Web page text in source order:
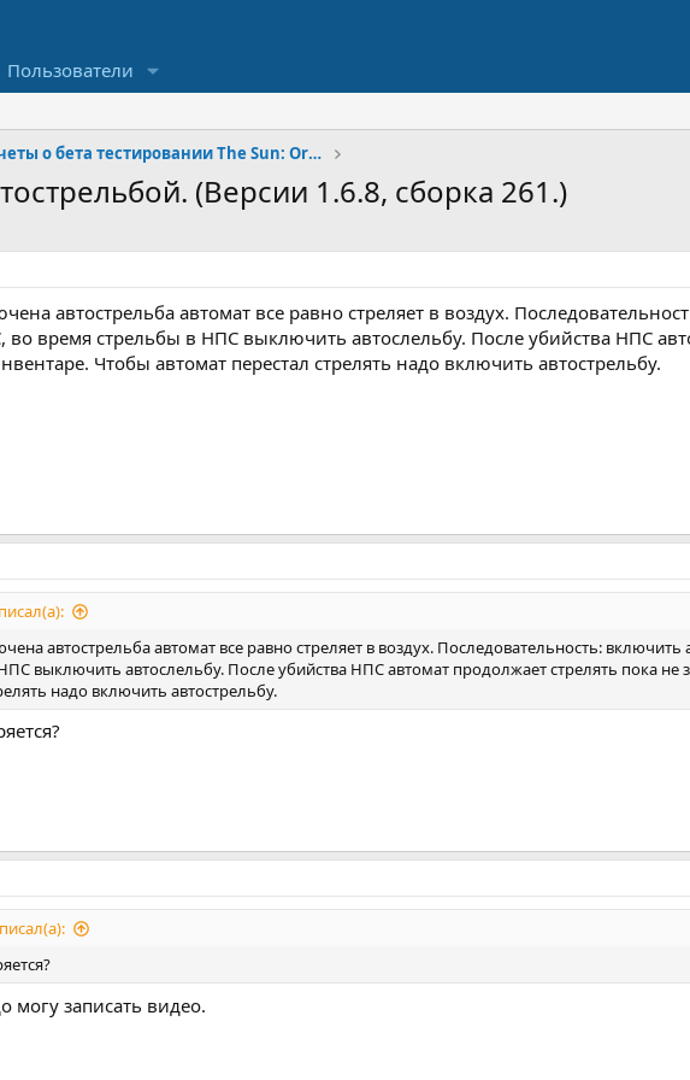
Пользователи
Отчеты о бета тестировании The Sun: Origin
(Версии 1.6.8, сборка 261.)
автострельба автомат все равно стреляет в воздух.
время стрельбы в НПС выключить автослельбу. После убийства НПС
Чтобы автомат перестал стрелять надо включить автострельбу.
автострельба автомат все равно стреляет в воздух. Последовательность:
выключить автослельбу. После убийства НПС автомат продолжает стрелять пока не
надо включить автострельбу.
могу записать видео.